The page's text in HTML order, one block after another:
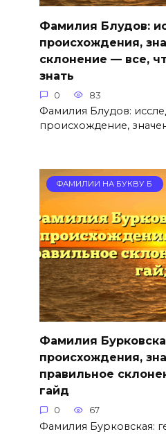
Фамилия Блудов:
происхождения,
склонение — все,
знать
0 83
Фамилия Блудов:
происхождение,
ФАМИЛИИ НА БУКВУ Б
Фамилия
происхождения,
правильное
гайд
0 67
Фамилия Бурковская: